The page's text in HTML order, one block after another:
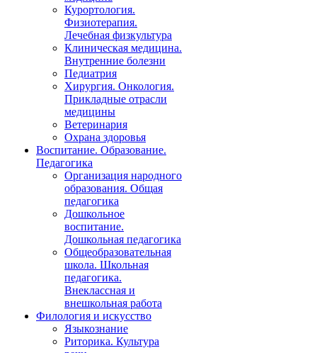
Курортология.
Физиотерапия.
Лечебная физкультура
Клиническая медицина.
Внутренние болезни
Педиатрия
Хирургия. Онкология.
Прикладные отрасли
медицины
Ветеринария
Охрана здоровья
Воспитание. Образование.
Педагогика
Организация народного
образования. Общая
педагогика
Дошкольное
воспитание.
Дошкольная педагогика
Общеобразовательная
школа. Школьная
педагогика.
Внеклассная и
внешкольная работа
Филология и искусство
Языкознание
Риторика. Культура